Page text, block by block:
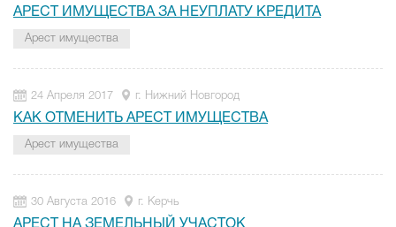
АРЕСТ ИМУЩЕСТВА ЗА НЕУПЛАТУ КРЕДИТА
Арест имущества
24 Апреля 2017 г. Нижний Новгород
КАК ОТМЕНИТЬ АРЕСТ ИМУЩЕСТВА
Арест имущества
30 Августа 2016 г. Керчь
АРЕСТ НА ЗЕМЕЛЬНЫЙ УЧАСТОК